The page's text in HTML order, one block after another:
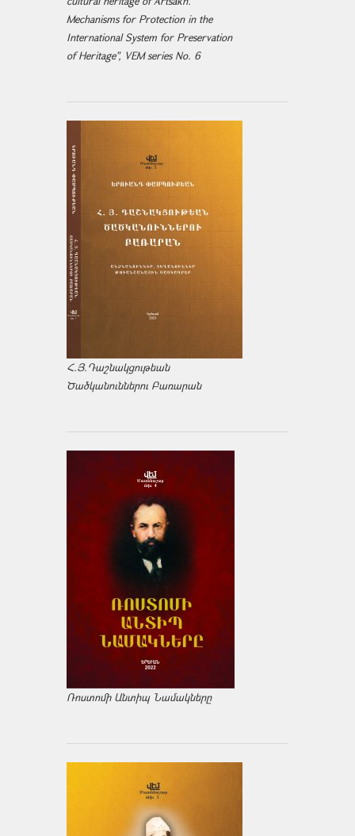
Mechanisms for Protection in the
International System for Preservation
of Heritage", VEM series No. 6
Հ.Յ.Դաշնակցութեան
Ծածկանուններու Բառարան
Ռոստոմի Անտիպ Նամակները